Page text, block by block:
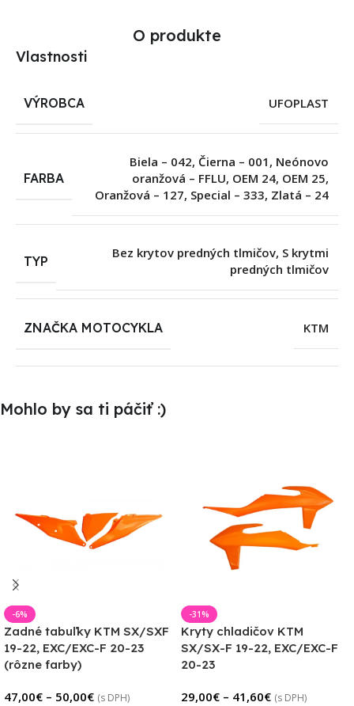
O produkte
Vlastnosti
VÝROBCA UFOPLAST
FARBA
Biela – 042, Čierna – 001 , Neónovo
oranžová – FFLU, OEM 24, OEM 25,
Oranžová – 127, Special – 333, Zlatá – 24
TYP
Bez krytov predných tlmičov, S krytmi
predných tlmičov
ZNAČKA MOTOCYKLA KTM
Mohlo by sa ti páčiť :)
-6%
Zadné tabuľky KTM SX/SXF
19-22, EXC/EXC-F 20-23
(rôzne farby)
47,00€ – 50,00€ (s DPH)
-31%
Kryty chladičov KTM
SX/SX-F 19-22, EXC/EXC-F
20-23
29,00€ – 41,60€ (s DPH)